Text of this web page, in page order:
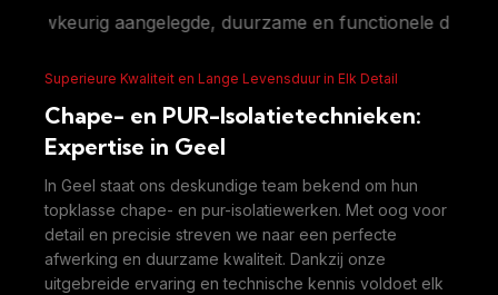
duurzame en functionele dekvloer die
Superieure Kwaliteit en Lange Levensduur in Elk Detail
Chape- en PUR-Isolatietechnieken:
Expertise in Geel
In Geel staat ons deskundige team bekend om hun
topklasse chape- en pur-isolatiewerken. Met oog voor
detail en precisie streven we naar een perfecte
afwerking en duurzame kwaliteit. Dankzij onze
uitgebreide ervaring en technische kennis voldoet elk